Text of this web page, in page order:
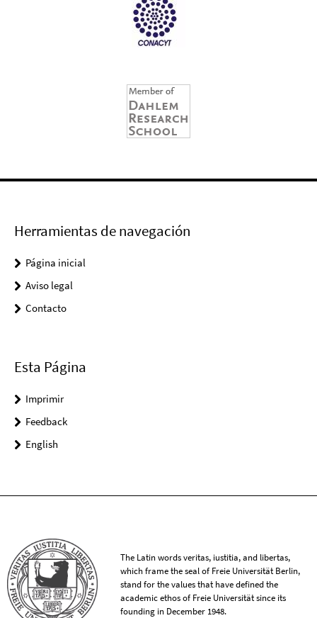
Herramientas de navegación
Página inicial
Aviso legal
Contacto
Esta Página
Imprimir
Feedback
English
The Latin words veritas, iustitia, and libertas,
which frame the seal of Freie Universität Berlin,
stand for the values that have defined the
academic ethos of Freie Universität since its
founding in December 1948.